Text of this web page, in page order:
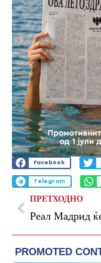
Facebook
Telegram
ПРЕТХОДНО